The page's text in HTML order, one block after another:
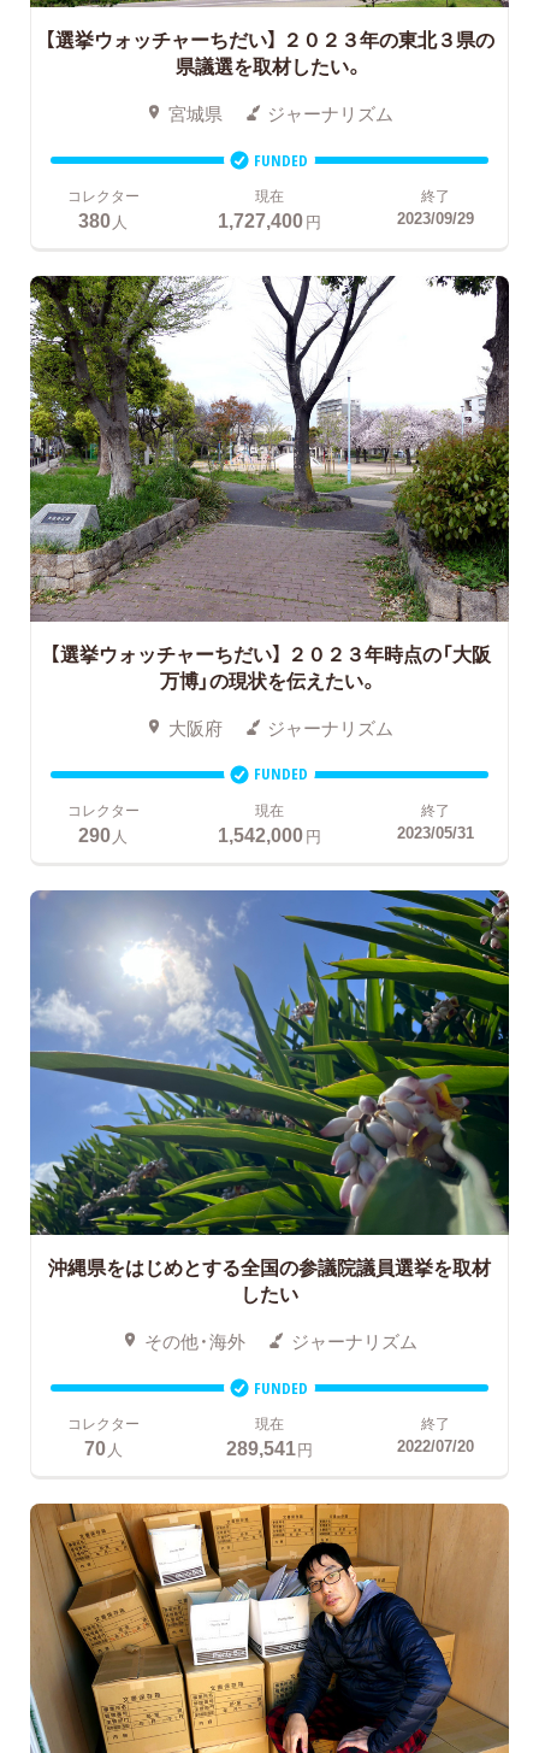
【選挙ウォッチャーちだい】 ２０２３年の東北３県の
県議選を取材したい。
宮城県 ジャーナリズム
FUNDED
コレクター
380人
現在
1,727,400円
終了
2023/09/29
【選挙ウォッチャーちだい】 ２０２３年時点の「大阪
万博」の現状を伝えたい。
大阪府 ジャーナリズム
FUNDED
コレクター
290 人
現在
1,542,000円
終了
2023/05/31
沖縄県をはじめとする全国の参議院議員選挙を取材
したい
その他・海外 ジャーナリズム
FUNDED
コレクター
70人
現在
289,541円
終了
2022/07/20